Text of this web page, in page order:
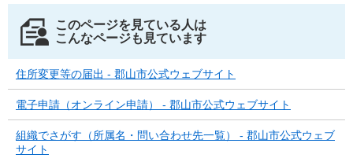
このページを見ている人は
こんなページも見ています
住所変更等の届出 - 郡山市公式ウェブサイト
電子申請（オンライン申請） - 郡山市公式ウェブサイト
組織でさがす（所属名・問い合わせ先一覧） - 郡山市公式ウェブ
サイト